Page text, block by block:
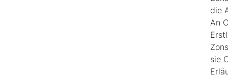
die
An
sie